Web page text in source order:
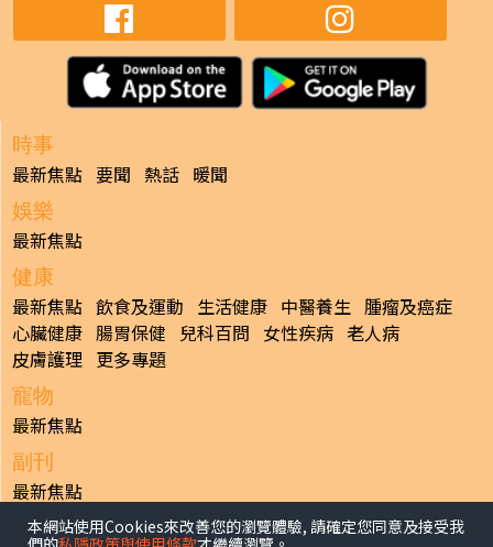
時事
最新焦點 要聞 熱話 暖聞
娛樂
最新焦點
健康
最新焦點 飲食及運動 生活健康 中醫養生 腫瘤及癌症
心臟健康 腸胃保健 兒科百問 女性疾病 老人病
皮膚護理 更多專題
寵物
最新焦點
副刊
最新焦點
日報
本網站使用Cookies來改善您的瀏覽體驗, 請確定您同意及接受我